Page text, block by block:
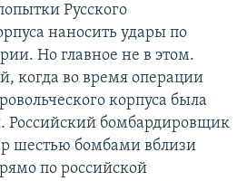
Русского
наносить удары по
Но главное не в этом.
когда во время операции
корпуса была
Российский бомбардировщик
шестью бомбами вблизи
по российской